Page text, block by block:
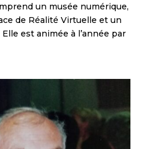
un musée numérique,
de Réalité Virtuelle et un
est animée à l’année par